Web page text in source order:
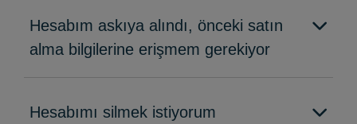
Hesabım askıya alındı, önceki satın
alma bilgilerine erişmem gerekiyor
Hesabımı silmek istiyorum